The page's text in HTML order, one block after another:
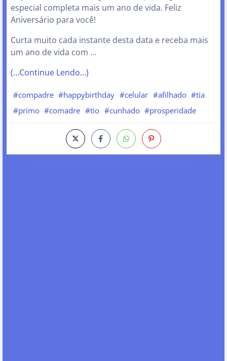
especial completa mais um ano de vida. Feliz
Aniversário para você!
Curta muito cada instante desta data e receba mais
um ano de vida com …
(…Continue Lendo…)
#compadre #happybirthday #celular #afilhado #tia
#primo #comadre #tio #cunhado #prosperidade